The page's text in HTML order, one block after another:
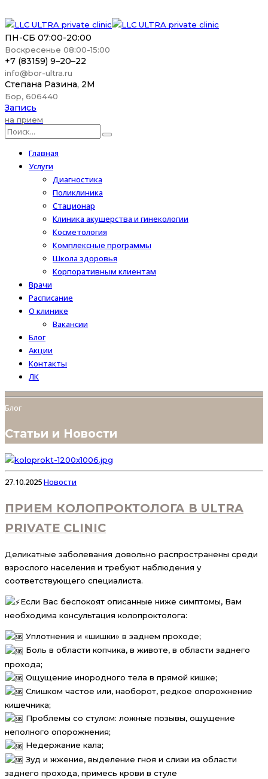
ПН-СБ 07:00-20:00
Воскресенье 08:00-15:00
+7 (83159) 9–20–22
info@bor-ultra.ru
Степана Разина, 2М
Бор, 606440
Запись
на прием
Главная
Услуги
Диагностика
Поликлиника
Стационар
Клиника акушерства и гинекологии
Косметология
Комплексные программы
Школа здоровья
Корпоративным клиентам
Врачи
Расписание
О клинике
Вакансии
Блог
Акции
Контакты
ЛК
Блог
Статьи и Новости
27.10.2025Новости
ПРИЕМ КОЛОПРОКТОЛОГА В ULTRA
PRIVATE CLINIC
Деликатные заболевания довольно распространены среди
взрослого населения и требуют наблюдения у
соответствующего специалиста.
Если Вас беспокоят описанные ниже симптомы, Вам
необходима консультация колопроктолога:
Уплотнения и «шишки» в заднем проходе;
Боль в области копчика, в животе, в области заднего
прохода;
Ощущение инородного тела в прямой кишке;
Слишком частое или, наоборот, редкое опорожнение
кишечника;
Проблемы со стулом: ложные позывы, ощущение
неполного опорожнения;
Недержание кала;
Зуд и жжение, выделение гноя и слизи из области
заднего прохода, примесь крови в стуле